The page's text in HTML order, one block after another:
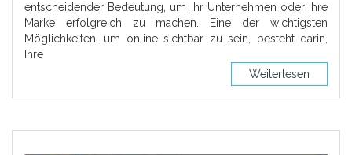
entscheidender Bedeutung, um Ihr Unternehmen oder Ihre
Marke erfolgreich zu machen. Eine der wichtigsten
Möglichkeiten, um online sichtbar zu sein, besteht darin,
Ihre
Weiterlesen